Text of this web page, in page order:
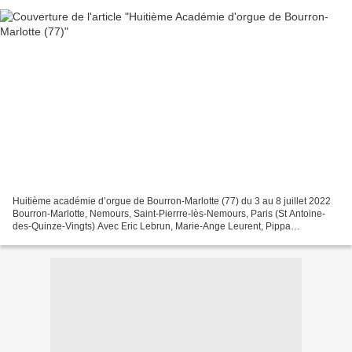
Huitième académie d’orgue de Bourron-Marlotte (77) du 3 au 8 juillet 2022
Bourron-Marlotte, Nemours, Saint-Pierrre-lès-Nemours, Paris (St Antoine-
des-Quinze-Vingts) Avec Eric Lebrun, Marie-Ange Leurent, Pippa